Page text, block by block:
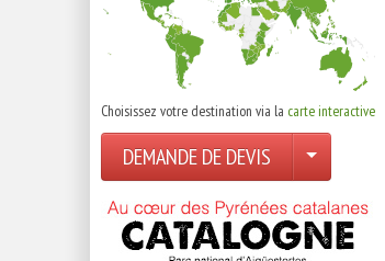
Choisissez votre destination via la carte interactive
DEMANDE DE DEVIS